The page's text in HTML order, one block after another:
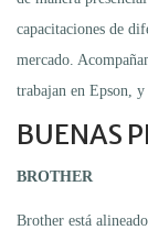
capacitaciones de
mercado.
trabajan en Epson, y
BUENAS
BROTHER
Brother está